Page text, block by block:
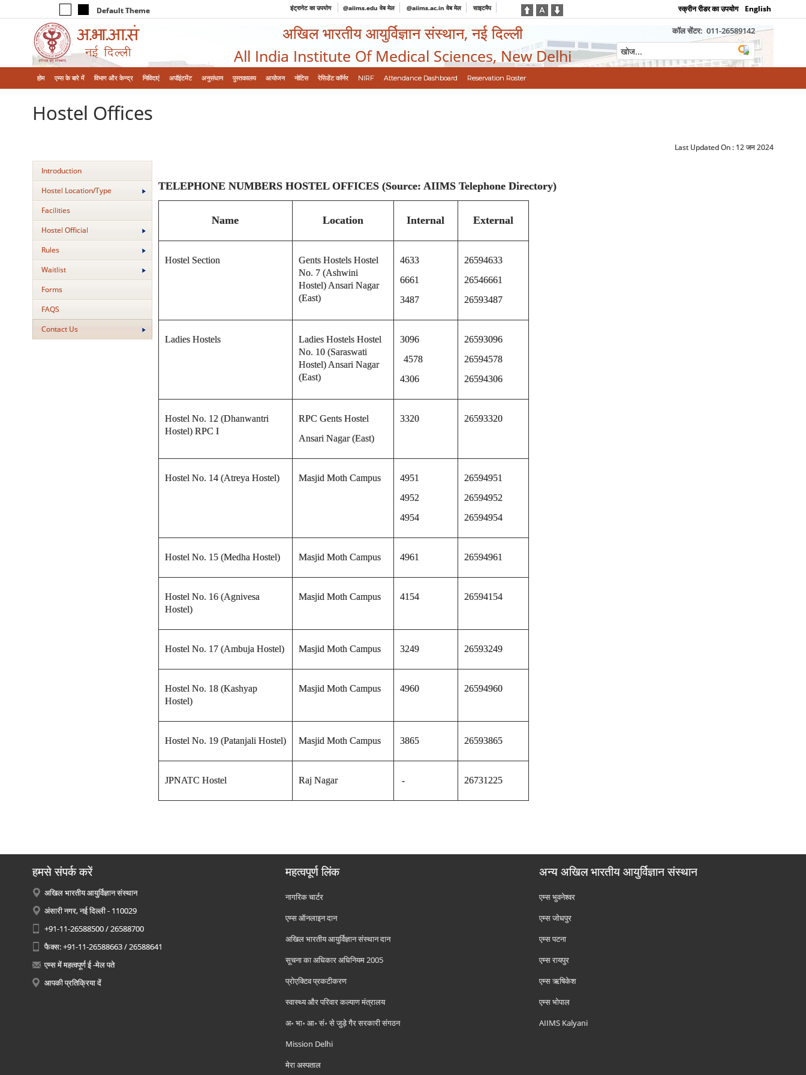
Default Theme इंट्रानेट का उपयोग @aiims.edu वेब मेल @aiims.ac.in वेब मेल साइटमैप स्क्रीन रीडर का उपयोग English
अखिल भारतीय आयुर्विज्ञान संस्थान, नई दिल्ली
All India Institute Of Medical Sciences, New Delhi
कॉल सेंटर: 011-26589142
होम एम्‍स के बारे में विभाग और केन्‍द्र निविदाएं अपॉइंटमेंट अनुसंधान पुस्तकालय आयोजन नोटिस रेसिडेंट कॉर्नर NIRF Attendance Dashboard Reservation Roster
Hostel Offices
Last Updated On : 12 जन 2024
Introduction
Hostel Location/Type
Facilities
Hostel Official
Rules
Waitlist
Forms
FAQS
Contact Us
TELEPHONE NUMBERS HOSTEL OFFICES (Source: AIIMS Telephone Directory)
Name Location Internal External
Hostel Section Gents HostelsHostel
No. 7 (Ashwini
Hostel) Ansari Nagar
(East)
4633
6661
3487
26594633
26546661
26593487
Ladies Hostels Ladies Hostels Hostel
No. 10 (Saraswati
Hostel) Ansari Nagar
(East)
3096
4578
4306
26593096
26594578
26594306
Hostel No. 12 (Dhanwantri
Hostel) RPC I
RPC Gents Hostel
Ansari Nagar (East)
3320 26593320
Hostel No. 14 (Atreya Hostel) Masjid Moth Campus
4951
4952
4954
26594951
26594952
26594954
Hostel No. 15 (Medha Hostel) Masjid Moth Campus 4961 26594961
Hostel No. 16 (Agnivesa
Hostel)
Masjid Moth Campus 4154 26594154
Hostel No. 17 (Ambuja Hostel) Masjid Moth Campus 3249 26593249
Hostel No. 18 (Kashyap
Hostel)
Masjid Moth Campus 4960 26594960
Hostel No. 19 (Patanjali Hostel) Masjid Moth Campus 3865 26593865
JPNATC Hostel Raj Nagar - 26731225
हमसे संपर्क करें
अखिल भारतीय आयुर्विज्ञान संस्थान
अंसारी नगर, नई दिल्ली - 110029
+91-11-26588500 / 26588700
फैक्स: +91-11-26588663 / 26588641
एम्स में महत्वपूर्ण ई -मेल पते
आपकी प्रतिक्रिया दें
महत्वपूर्ण लिंक
नागरिक चार्टर
एम्स ऑनलाइन दान
अखिल भारतीय आयुर्विज्ञान संस्थान दान
सूचना का अधिकार अधिनियम 2005
प्रोएक्टिव प्रकटीकरण
स्वास्थ्य और परिवार कल्याण मंत्रालय
अ॰ भा॰ आ॰ सं॰ से जुड़े गैर सरकारी संगठन
Mission Delhi
मेरा अस्पताल
अन्य अखिल भारतीय आयुर्विज्ञान संस्थान
एम्‍स भुवनेश्वर
एम्‍स जोधपुर
एम्‍स पटना
एम्‍स रायपुर
एम्‍स ऋषिकेश
एम्‍स भोपाल
AIIMS Kalyani